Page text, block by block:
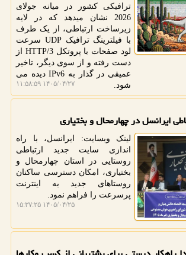
ترافیکی کشور در میانه جولای
2026 نشان میدهد که در لایه
زیرساخت ارتباطی، از یک طرف
با فیلترینگ ترافیک UDP سرعت
لود صفحات با پروتکل HTTP/3 از
دست رفته و از سوی دیگر، تاخیر
عمیقی در گذار به IPv6 دیده می
شود.
۱۴۰۵/۰۴/۲۷ ۱۱:۵۸:۵۹
ایرانسل در چهارمحال و بختیاری
لینک وبسایت: ایرانسل، با راه
اندازی سایت جدید ارتباطی
روستایی در استان چهارمحال و
بختیاری، امکان دسترسی ساکنان
روستاهای جدید به اینترنت
پرسرعت را فراهم نمود.
۱۴۰۵/۰۴/۲۵ ۱۵:۳۷:۲۵